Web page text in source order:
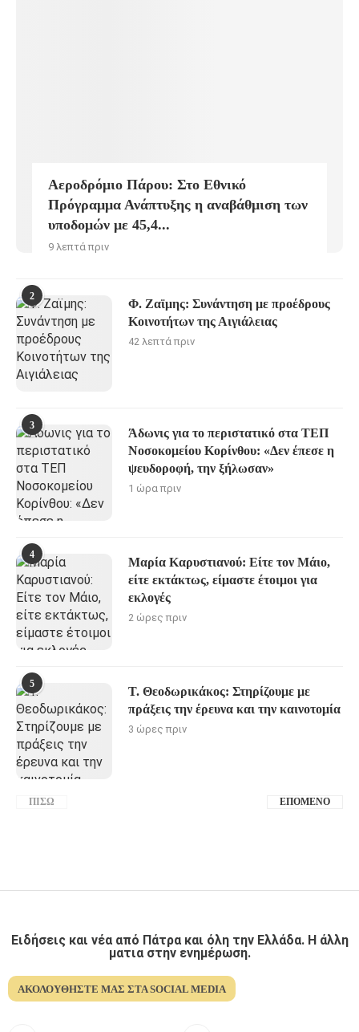
Αεροδρόμιο Πάρου: Στο Εθνικό
Πρόγραμμα Ανάπτυξης η αναβάθμιση των
υποδομών με 45,4...
9 λεπτά πριν
2
Φ. Ζαϊμης: Συνάντηση με προέδρους
Κοινοτήτων της Αιγιάλειας
42 λεπτά πριν
3
Άδωνις για το περιστατικό στα ΤΕΠ
Νοσοκομείου Κορίνθου: «Δεν έπεσε η
ψευδοροφή, την ξήλωσαν»
1 ώρα πριν
4
Μαρία Καρυστιανού: Είτε τον Μάιο,
είτε εκτάκτως, είμαστε έτοιμοι για
εκλογές
2 ώρες πριν
5
Τ. Θεοδωρικάκος: Στηρίζουμε με
πράξεις την έρευνα και την καινοτομία
3 ώρες πριν
ΠΊΣΩ ΕΠΌΜΕΝΟ
Ειδήσεις και νέα από Πάτρα και όλη την Ελλάδα. Η άλλη
ματια στην ενημέρωση.
ΑΚΟΛΟΥΘΉΣΤΕ ΜΑΣ ΣΤΑ SOCIAL MEDIA